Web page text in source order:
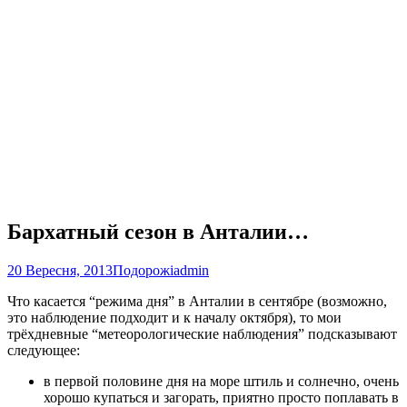
Бархатный сезон в Анталии…
20 Вересня, 2013Подорожіadmin
Что касается “режима дня” в Анталии в сентябре (возможно,
это наблюдение подходит и к началу октября), то мои
трёхдневные “метеорологические наблюдения” подсказывают
следующее:
в первой половине дня на море штиль и солнечно, очень
хорошо купаться и загорать, приятно просто поплавать в